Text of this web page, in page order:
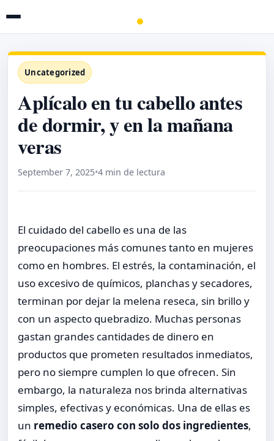
Uncategorized
Aplícalo en tu cabello antes
de dormir, y en la mañana
veras
September 7, 2025•4 min de lectura
El cuidado del cabello es una de las
preocupaciones más comunes tanto en mujeres
como en hombres. El estrés, la contaminación, el
uso excesivo de químicos, planchas y secadores,
terminan por dejar la melena reseca, sin brillo y
con un aspecto quebradizo. Muchas personas
gastan grandes cantidades de dinero en
productos que prometen resultados inmediatos,
pero no siempre cumplen lo que ofrecen. Sin
embargo, la naturaleza nos brinda alternativas
simples, efectivas y económicas. Una de ellas es
un remedio casero con solo dos ingredientes,